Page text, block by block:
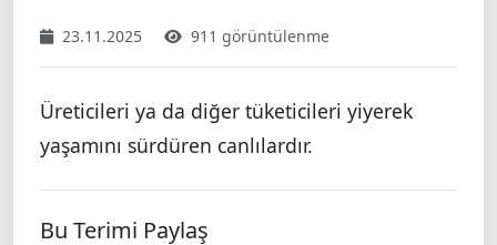
23.11.2025 911 görüntülenme
Üreticileri ya da diğer tüketicileri yiyerek
yaşamını sürdüren canlılardır.
Bu Terimi Paylaş